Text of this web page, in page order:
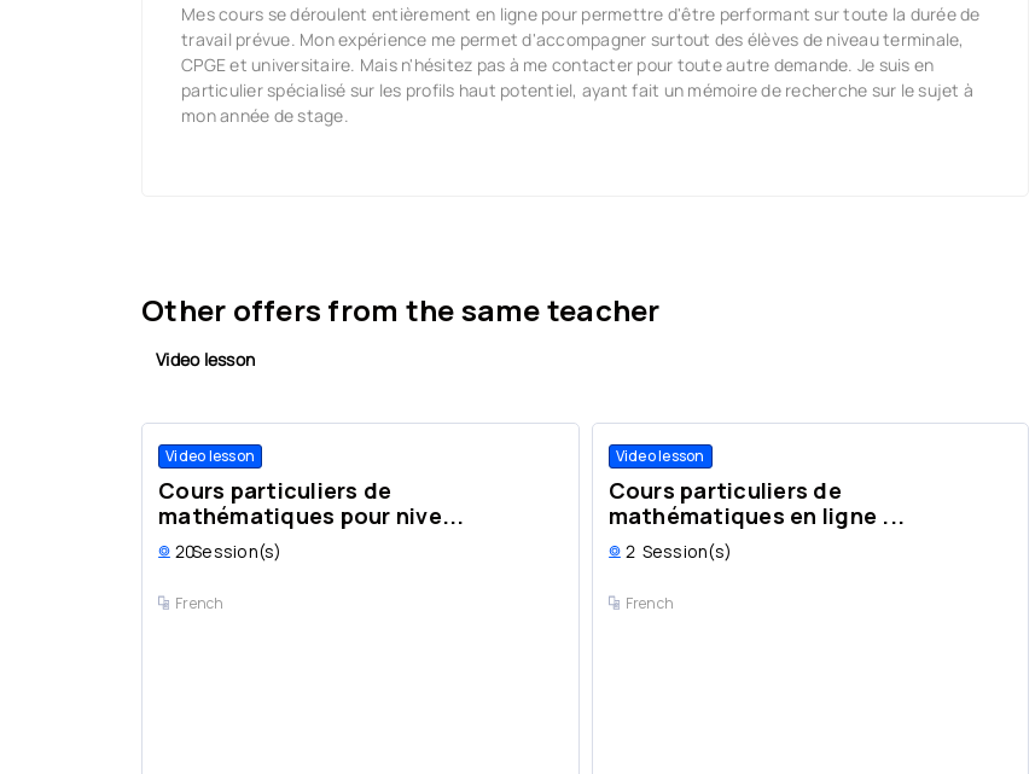
Mes cours se déroulent entièrement en ligne pour permettre d'être performant sur toute la durée de
travail prévue. Mon expérience me permet d'accompagner surtout des élèves de niveau terminale,
CPGE et universitaire. Mais n'hésitez pas à me contacter pour toute autre demande. Je suis en
particulier spécialisé sur les profils haut potentiel, ayant fait un mémoire de recherche sur le sujet à
mon année de stage.
Other offers from the same teacher
Video lesson
Video lesson
Cours particuliers de
mathématiques pour nive...
20Session(s)
French
Video lesson
Cours particuliers de
mathématiques en ligne ...
2 Session(s)
French